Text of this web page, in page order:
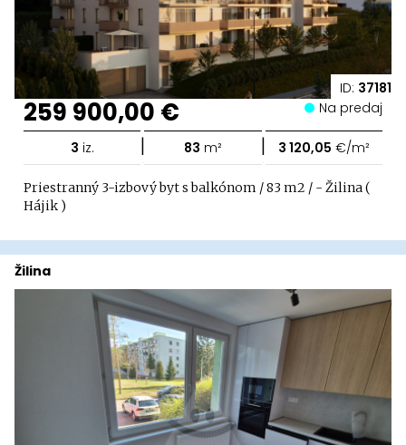
ID: 37181
259 900,00 € Na predaj
3 iz. | 83 m² | 3 120,05 €/m²
Priestranný 3-izbový byt s balkónom / 83 m2 / - Žilina (
Hájik )
Žilina